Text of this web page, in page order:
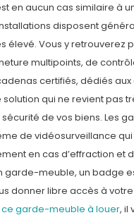
en aucun cas similaire à
disposent
élevé. Vous y retrouverez
multipoints, de
certifiés, dédiés aux
solution qui ne revient pas
de vos biens. Les
de vidéosurveillance
en cas d’effraction et
garde-meuble, un badge
donner libre accès à
ce garde-meuble à louer, il